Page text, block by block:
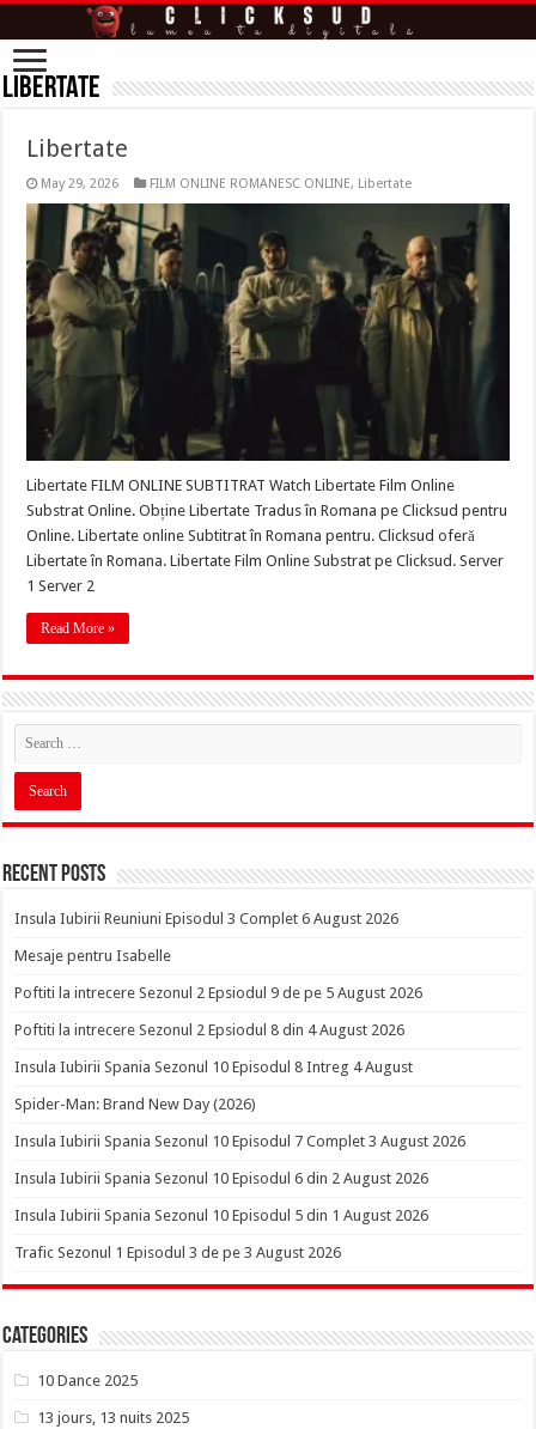
Libertate
Libertate
May 29, 2026 FILM ONLINE ROMANESC ONLINE, Libertate
Libertate FILM ONLINE SUBTITRAT Watch Libertate Film Online
Substrat Online. Obține Libertate Tradus în Romana pe Clicksud pentru
Online. Libertate online Subtitrat în Romana pentru. Clicksud oferă
Libertate în Romana. Libertate Film Online Substrat pe Clicksud. Server
1 Server 2
Read More »
Recent Posts
Insula Iubirii Reuniuni Episodul 3 Complet 6 August 2026
Mesaje pentru Isabelle
Poftiti la intrecere Sezonul 2 Epsiodul 9 de pe 5 August 2026
Poftiti la intrecere Sezonul 2 Epsiodul 8 din 4 August 2026
Insula Iubirii Spania Sezonul 10 Episodul 8 Intreg 4 August
Spider-Man: Brand New Day (2026)
Insula Iubirii Spania Sezonul 10 Episodul 7 Complet 3 August 2026
Insula Iubirii Spania Sezonul 10 Episodul 6 din 2 August 2026
Insula Iubirii Spania Sezonul 10 Episodul 5 din 1 August 2026
Trafic Sezonul 1 Episodul 3 de pe 3 August 2026
Categories
10 Dance 2025
13 jours, 13 nuits 2025